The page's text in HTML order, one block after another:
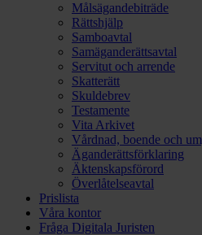
Målsägandebiträde
Rättshjälp
Samboavtal
Samäganderättsavtal
Servitut och arrende
Skatterätt
Skuldebrev
Testamente
Vita Arkivet
Vårdnad, boende och
Äganderättsförklaring
Äktenskapsförord
Överlåtelseavtal
Prislista
Våra kontor
Fråga Digitala Juristen